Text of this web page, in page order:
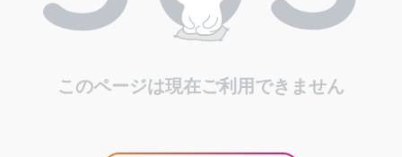
このページは現在ご利用できません